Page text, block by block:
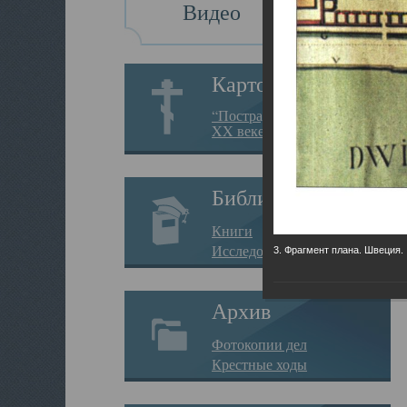
Видео
Картотека
“Пострадавшие за веру в
XX веке на Севере”
Библиотека
Книги
Исследования
Архив
Фотокопии дел
Крестные ходы
3. Фрагмент плана. Швеция.